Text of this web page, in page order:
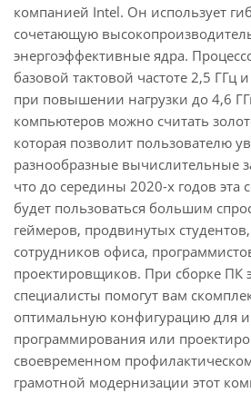
компанией Intel. Он использует
сочетающую
энергоэффективные ядра.
базовой тактовой частоте 2,5 ГГц
при повышении нагрузки до 4,6
компьютеров можно считать
которая позволит пользователю
разнообразные вычислительные
что до середины 2020-х годов эта
будет пользоваться большим
геймеров, продвинутых
сотрудников офиса,
проектировщиков. При сборке ПК
специалисты помогут вам
оптимальную конфигурацию для
программирования или
своевременном
грамотной модернизации этот